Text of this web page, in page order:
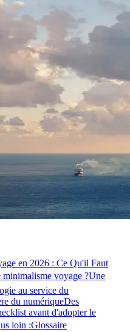
en 2026 : Ce Qu'il Faut
minimalisme voyage ?Une
au service du
du numériqueDes
avant d'adopter le
loin :Glossaire